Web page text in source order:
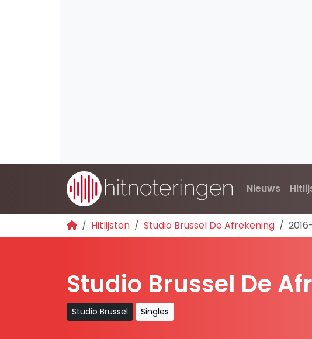
Nieuws
Hitlijsten Studio Brussel De Afrekening
Studio Brussel De
Studio Brussel Singles